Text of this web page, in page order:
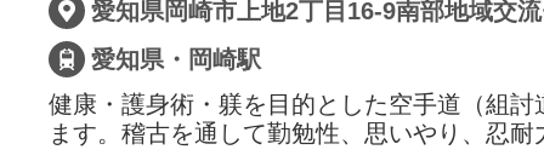
愛知県・岡崎駅
健康・護身術・躾を目的とした空手道（組討
ます。稽古を通して勤勉性、思いやり、忍